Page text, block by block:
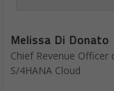
45 anni
Twitter @mdidonato1